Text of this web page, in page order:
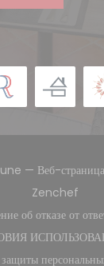
— Веб-страница
Zenchef
об отказе от